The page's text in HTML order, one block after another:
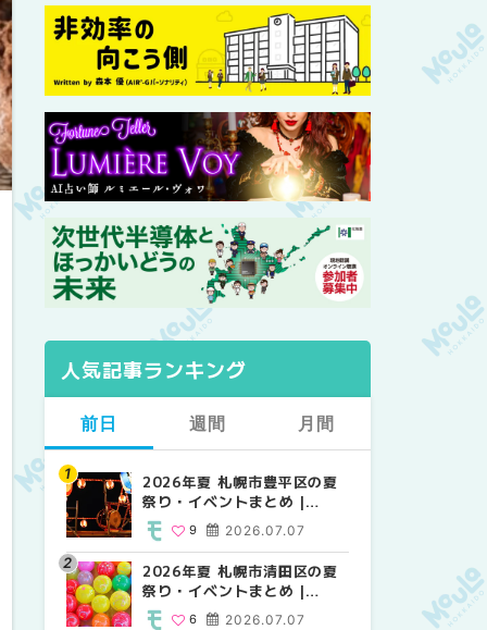
人気記事ランキング
前日
2026年夏 札幌市豊平区の夏
祭り・イベントまとめ |
MouLa HOKKAIDO
2026.07.07
9
2026年夏 札幌市清田区の夏
祭り・イベントまとめ |
MouLa HOKKAIDO
2026.07.07
6
週間
【2026年最新】札幌のおすす
めビアガーデン｜オープン日
穴場テラスまで | MouLa
HOKKAIDO
24
2026年夏 札幌市白石区の夏
祭り・イベントまとめ |
9
月間
【2026年最新】札幌のおすす
めビアガーデン｜オープン日
穴場テラスまで | MouLa
HOKKAIDO
24
2026年夏 札幌市北区の夏祭
り・イベントまとめ |
9